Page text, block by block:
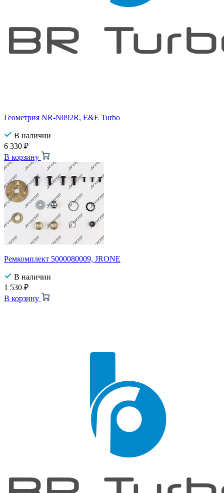
Геометрия NR-N092R, E&E Turbo
В наличии
6 330 ₽
В корзину
Ремкомплект 5000080009, JRONE
В наличии
1 530 ₽
В корзину